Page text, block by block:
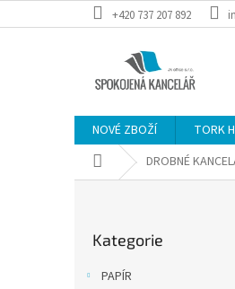
na
+420 737 207 892
NOVÉ ZBOŽÍ TORK
Domů DROBNÉ
kategorie
Kategorie
PAPÍR